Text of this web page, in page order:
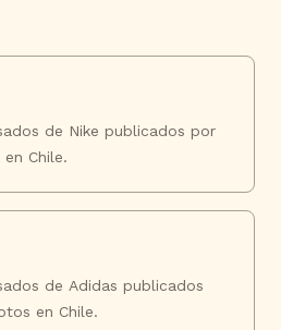
de Nike publicados por
Chile.
de Adidas publicados
en Chile.